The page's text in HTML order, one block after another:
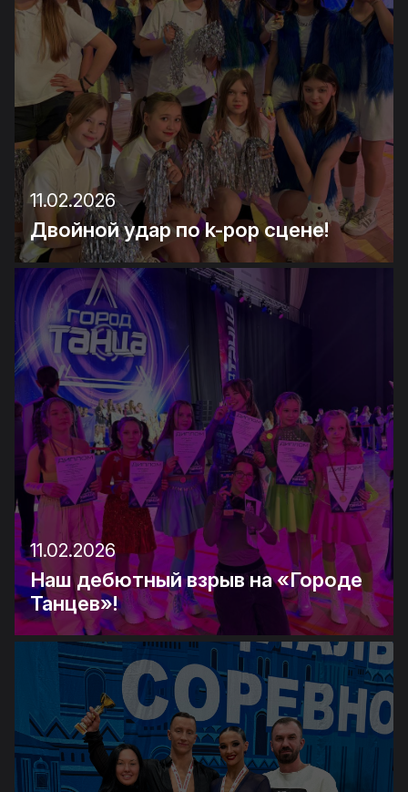
11.02.2026
Двойной удар по k-pop сцене!
11.02.2026
Наш дебютный взрыв на «Городе
Танцев»!